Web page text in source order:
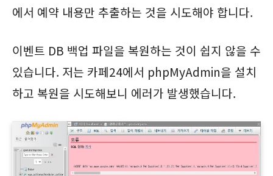
에서 예약 내용만 추출하는 것을 시도해야 합니다.
이벤트 DB 백업 파일을 복원하는 것이 쉽지 않을 수
있습니다. 저는 카페24에서 phpMyAdmin을 설치
하고 복원을 시도해보니 에러가 발생했습니다.